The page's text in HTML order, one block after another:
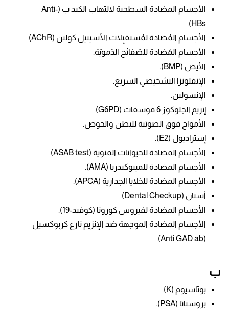
الأجسام المضادة السطحية لالتهاب الكبد ب (Anti-
HBs).
الأجسام المُضادة لمُستقبِلات الأسيتيل كولين (AChR).
الأجسام المُضادة للصّفائح الدّمويّة.
الأيض (BMP).
الإنفلونزا التشخيصي السريع.
الإنسولين.
إنزيم الجلوكوز 6 فوسفات (G6PD).
الأمواج فوق الصوتية للبطن والحوض.
إستراديول (E2).
الأجسام المضادة للحيوانات المنوية (ASAB test).
الأجسام المضادة للميتوكندريا (AMA).
الأجسام المضادة للخلايا الجدارية (APCA).
أسنان (Dental Checkup).
الأجسام المضادة لفيروس كورونا (كوفيد-19).
الأجسام المضادة الموجهة ضد الإنزيم نازع كربوكسيل
(Anti GAD ab).
ب
بوتاسيوم (K).
بروستاتا (PSA).